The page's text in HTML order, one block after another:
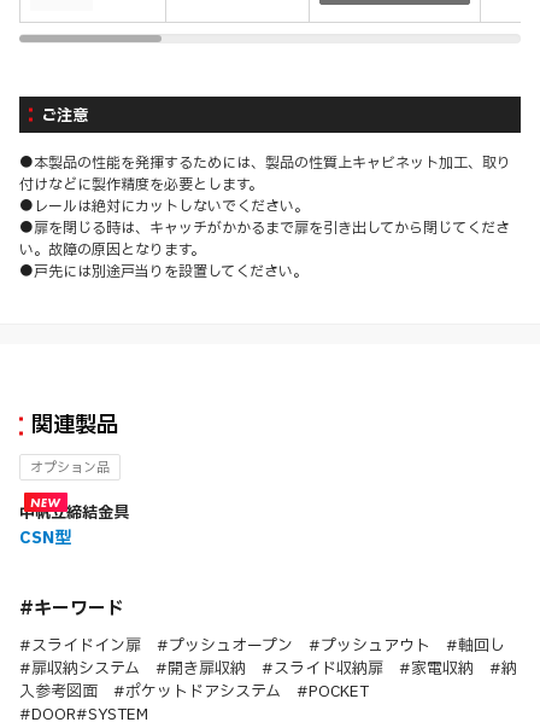
ご注意
●本製品の性能を発揮するためには、製品の性質上キャビネット加工、取り
付けなどに製作精度を必要とします。
●レールは絶対にカットしないでください。
●扉を閉じる時は、キャッチがかかるまで扉を引き出してから閉じてくださ
い。故障の原因となります。
●戸先には別途戸当りを設置してください。
関連製品
オプション品
中帆立締結金具
CSN型
#キーワード
#スライドイン扉 #プッシュオープン #プッシュアウト #軸回し
#扉収納システム #開き扉収納 #スライド収納扉 #家電収納 #納
入参考図面 #ポケットドアシステム #POCKET
#DOOR#SYSTEM